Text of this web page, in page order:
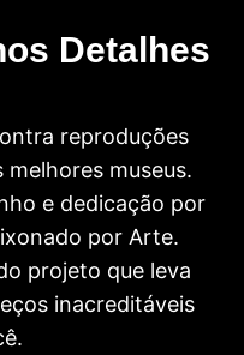
Detalhes
reproduções
museus.
e dedicação por
por Arte.
projeto que leva
inacreditáveis